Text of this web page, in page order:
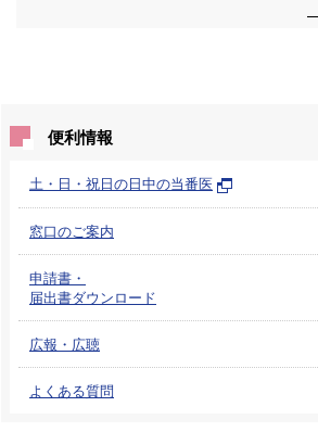
便利情報
土・日・祝日の日中の当番医
窓口のご案内
申請書・
届出書ダウンロード
広報・広聴
よくある質問